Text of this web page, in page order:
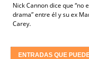
Nick Cannon dice que “no
drama” entre él y su ex
Carey.
ENTRADAS QUE